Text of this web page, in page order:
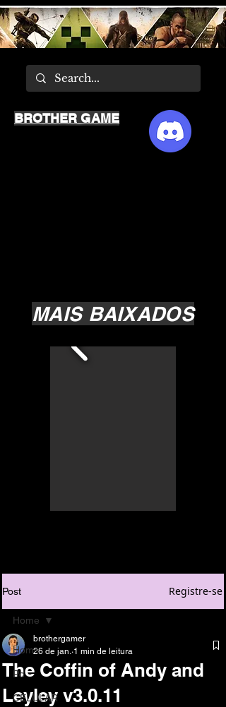
MAIS BAIXADOS
BROTHER GAME
Post Registre-se
Home
Pc
CELULAR
Home
The Coffin of Andy and
Leyley v3.0.11
brothergamer
26 de jan. 1 min de leitura